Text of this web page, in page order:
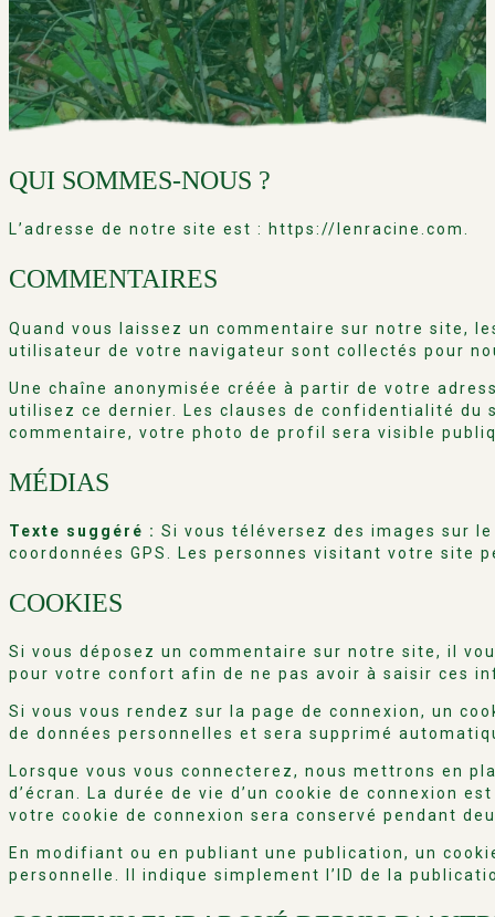
QUI SOMMES-NOUS ?
L’adresse de notre site est : https://lenracine.com.
COMMENTAIRES
Quand vous laissez un commentaire sur notre site,
utilisateur de votre navigateur sont collectés pour
Une chaîne anonymisée créée à partir de votre
utilisez ce dernier. Les clauses de confidentialité
commentaire, votre photo de profil sera visible
MÉDIAS
Texte suggéré : Si vous téléversez des images sur
coordonnées GPS. Les personnes visitant votre site
COOKIES
Si vous déposez un commentaire sur notre site, il
pour votre confort afin de ne pas avoir à saisir ces
Si vous vous rendez sur la page de connexion, un
de données personnelles et sera supprimé
Lorsque vous vous connecterez, nous mettrons en
d’écran. La durée de vie d’un cookie de connexion
votre cookie de connexion sera conservé pendant
En modifiant ou en publiant une publication, un
personnelle. Il indique simplement l’ID de la